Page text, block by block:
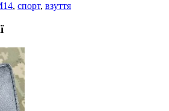
, спорт, взуття